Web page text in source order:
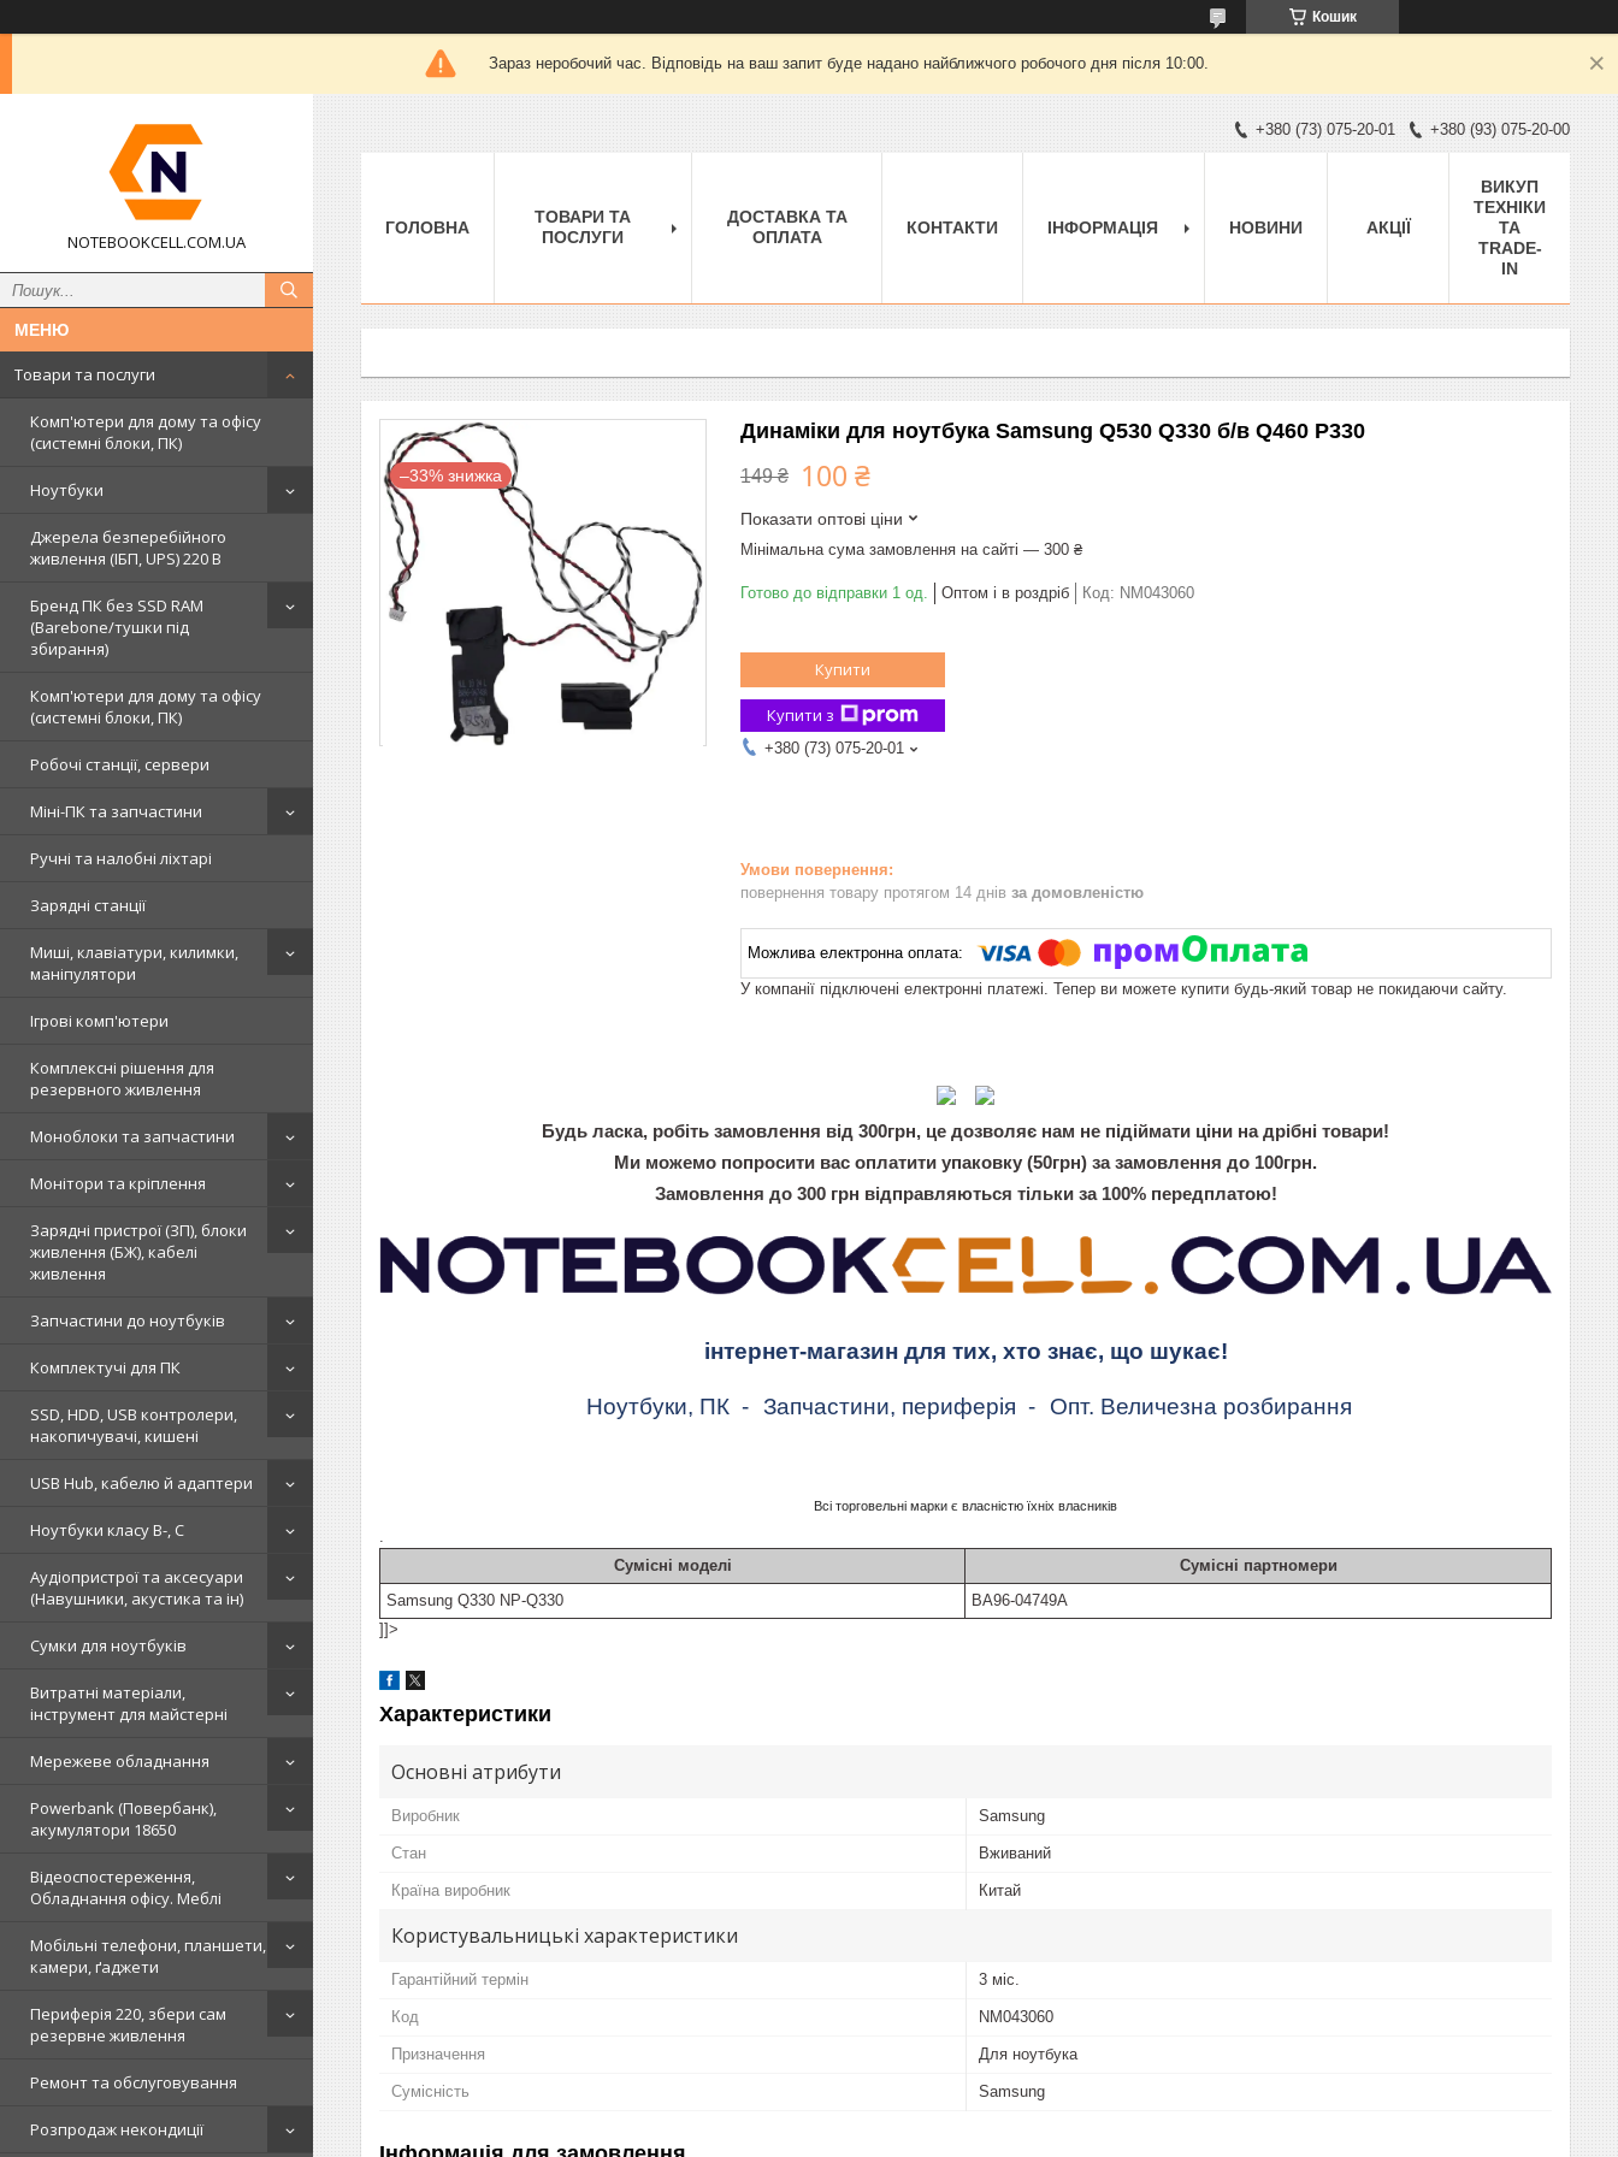
Кошик
Зараз неробочий час. Відповідь на ваш запит буде надано найближчого робочого дня після 10:00.
NOTEBOOKCELL.COM.UA
Товари та послуги
Комп'ютери для дому та офісу
(системні блоки, ПК)
Ноутбуки
Джерела безперебійного
живлення (ІБП, UPS) 220 В
Бренд ПК без SSD RAM
(Barebone/тушки під
збирання)
Комп'ютери для дому та офісу
(системні блоки, ПК)
Робочі станції, сервери
Міні-ПК та запчастини
Ручні та налобні ліхтарі
Зарядні станції
Миші, клавіатури, килимки,
маніпулятори
Ігрові комп'ютери
Комплексні рішення для
резервного живлення
Моноблоки та запчастини
Монітори та кріплення
Зарядні пристрої (ЗП), блоки
живлення (БЖ), кабелі
живлення
Запчастини до ноутбуків
Комплектучі для ПК
SSD, HDD, USB контролери,
накопичувачі, кишені
USB Hub, кабелю й адаптери
Ноутбуки класу B-, C
Аудіопристрої та аксесуари
(Навушники, акустика та ін)
Сумки для ноутбуків
Витратні матеріали,
інструмент для майстерні
Мережеве обладнання
Powerbank (Повербанк),
акумулятори 18650
Відеоспостереження,
Обладнання офісу. Меблі
Мобільні телефони, планшети,
камери, ґаджети
Периферія 220, збери сам
резервне живлення
Ремонт та обслуговування
Розпродаж некондиції
+380 (73) 075-20-01 +380 (93) 075-20-00
ГОЛОВНА
ТОВАРИ ТА
ПОСЛУГИ
ДОСТАВКА ТА
ОПЛАТА
КОНТАКТИ ІНФОРМАЦІЯ НОВИНИ АКЦІЇ
ВИКУП
ТЕХНІКИ
ТА
TRADE-
IN
–33%
Динаміки для ноутбука Samsung Q530 Q330 б/в Q460 P330
149 ₴ 100 ₴
Показати оптові ціни
Мінімальна сума замовлення на сайті — 300 ₴
Готово до відправки 1 од. Оптом і в роздріб Код: NM043060
Купити
Купити з
+380 (73) 075-20-01
повернення товару протягом 14 днів за домовленістю
У компанії підключені електронні платежі. Тепер ви можете купити будь-який товар не покидаючи сайту.
Будь ласка, робіть замовлення від 300грн, це дозволяє нам не підіймати ціни на дрібні товари!
Ми можемо попросити вас оплатити упаковку (50грн) за замовлення до 100грн.
Замовлення до 300 грн відправляються тільки за 100% передплатою!
інтернет-магазин для тих, хто знає, що шукає!
Ноутбуки, ПК - Запчастини, периферія - Опт. Величезна розбирання
Всі торговельні марки є власністю їхніх власників
.
Сумісні моделі
Сумісні партномери
Samsung Q330 NP-Q330
BA96-04749A
]]>
Характеристики
Основні атрибути
Виробник Samsung
Стан Вживаний
Країна виробник Китай
Користувальницькі характеристики
Гарантійний термін 3 міс.
Код NM043060
Призначення Для ноутбука
Сумісність Samsung